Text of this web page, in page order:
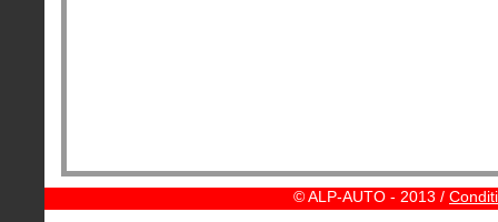
© ALP-AUTO - 2013 /